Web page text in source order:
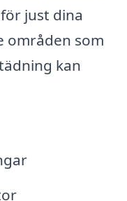
just dina
områden som
kan